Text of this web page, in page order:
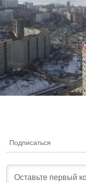
Подписаться